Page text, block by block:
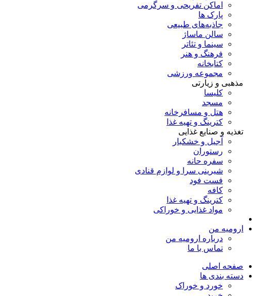
اماکن تفریحی و سرگرمی
پارک ها
جاذبه‌های طبیعی
سالن ماساژ
سینما و تئاتر
فرهنگ و هنر
کتابخانه
مجموعه ورزشی
مذهبی و زیارتی
کلیسا
مسجد
هتل و مسافرخانه
کترینگ و تهیه غذا
تغذیه و صنایع غذایی
آجیل و خشکبار
رستوران
سفره حانه
شیرینی سرا و لوازم قنادی
فست فود
کافه
کترینگ و تهیه غذا
مواد غذایی و خوراکی
ارومیه من
درباره ارومیه من
تماس با ما
صفحه اصلی
دسته بندی ها
خورد و خوراک